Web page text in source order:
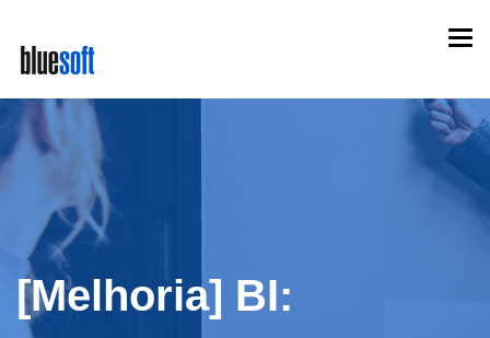
main
content
[Melhoria] BI: